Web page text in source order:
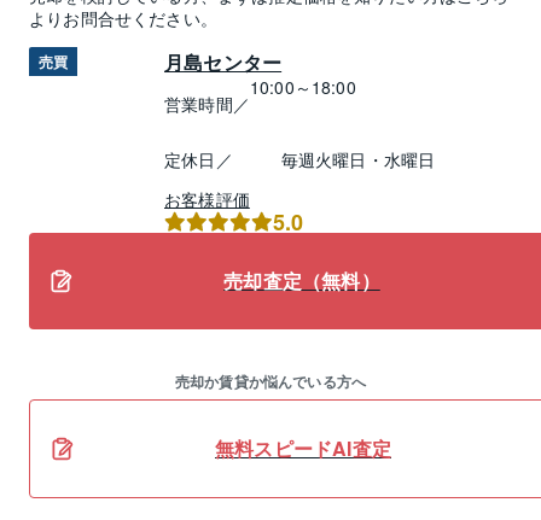
よりお問合せください。
売買 月島センター
営業時間／
10:00～18:00
定休日／
毎週火曜日・水曜日
お客様評価
5.0
売却査定（無料）
売却か賃貸か悩んでいる方へ
無料スピードAI査定